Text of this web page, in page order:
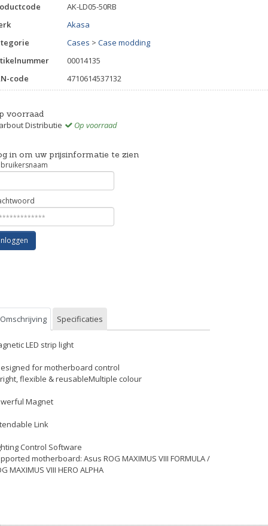
AK-LD05-50RB
Akasa
Cases > Case modding
00014135
code
4710614537132
voorraad
Distributie
Op voorraad
in om uw prijsinformatie te zien
Omschrijving Specificaties
LED strip light
for motherboard control
flexible & reusableMultiple colour
Magnet
Link
Control Software
motherboard: Asus ROG MAXIMUS VIII FORMULA /
MAXIMUS VIII HERO ALPHA